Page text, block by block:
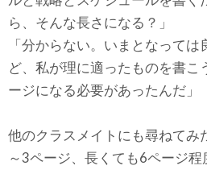
ら、そんな長さになる？」
「分からない。いまとなって
ど、私が理に適ったものを書
ージになる必要があったんだ」
他のクラスメイトにも尋ねてみ
～3ページ、長くても6ページ